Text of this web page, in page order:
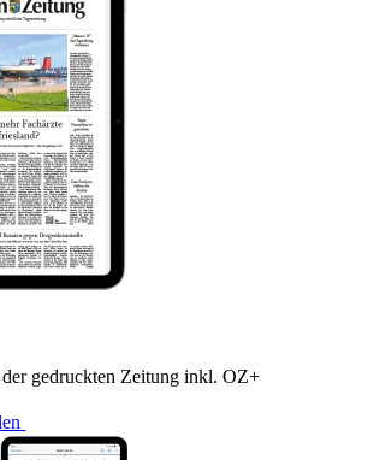
gedruckten Zeitung inkl. OZ+